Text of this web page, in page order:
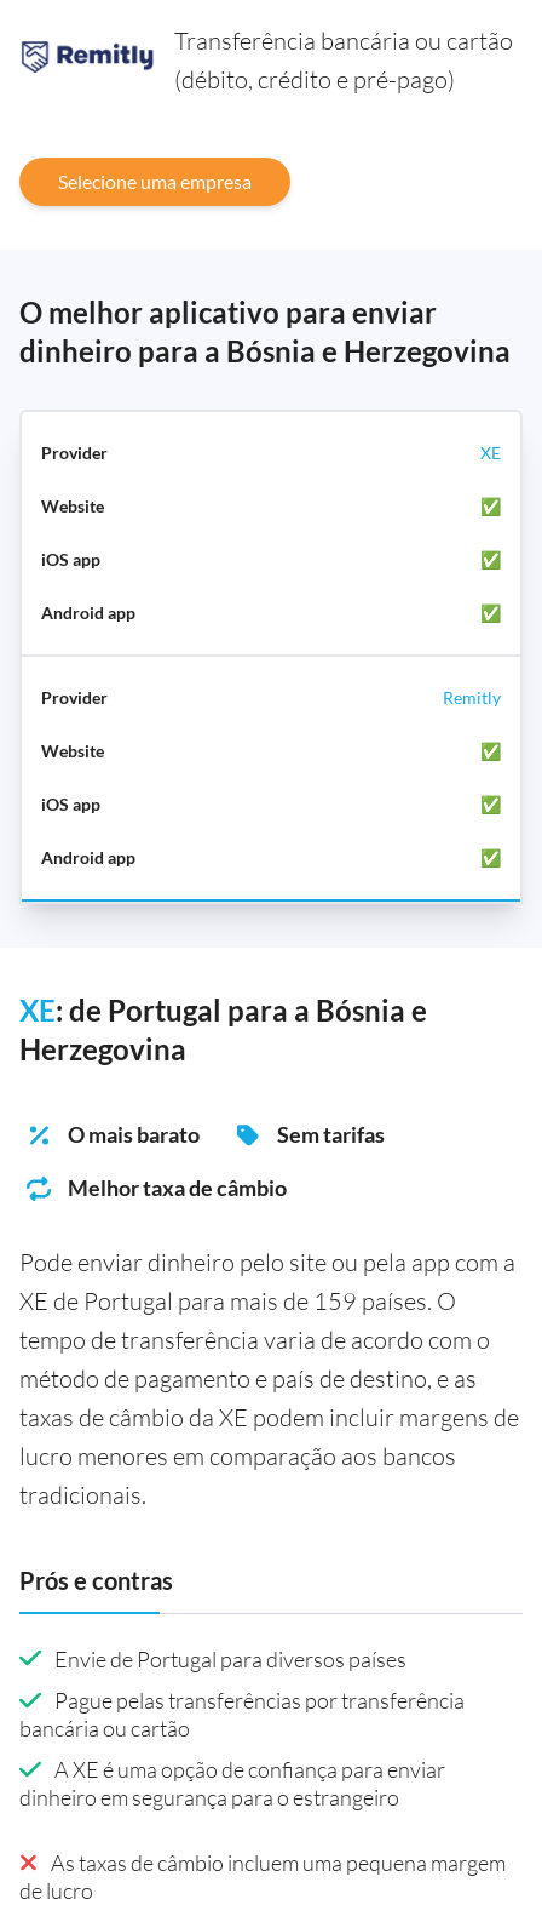
Transferência bancária ou cartão
(débito, crédito e pré-pago)
Selecione uma empresa
O melhor aplicativo para enviar
dinheiro para a Bósnia e Herzegovina
XE
✅
✅
✅
Remitly
✅
✅
✅
XE: de Portugal para a Bósnia e
Herzegovina
O mais barato
Sem tarifas
Melhor taxa de câmbio
Pode enviar dinheiro pelo site ou pela app com a
XE de Portugal para mais de 159 países. O
tempo de transferência varia de acordo com o
método de pagamento e país de destino, e as
taxas de câmbio da XE podem incluir margens de
lucro menores em comparação aos bancos
tradicionais.
Prós e contras
Envie de Portugal para diversos países
Pague pelas transferências por transferência
bancária ou cartão
A XE é uma opção de confiança para enviar
dinheiro em segurança para o estrangeiro
As taxas de câmbio incluem uma pequena margem
de lucro